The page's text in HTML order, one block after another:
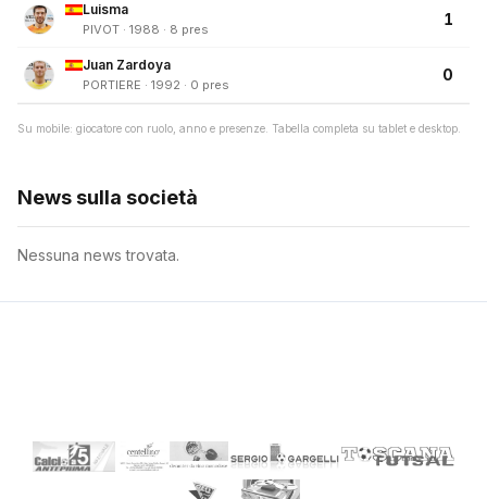
Luisma
PIVOT · 1988 · 8 pres
1
Juan Zardoya
PORTIERE · 1992 · 0 pres
0
Su mobile: giocatore con ruolo, anno e presenze. Tabella completa su tablet e desktop.
News sulla società
Nessuna news trovata.